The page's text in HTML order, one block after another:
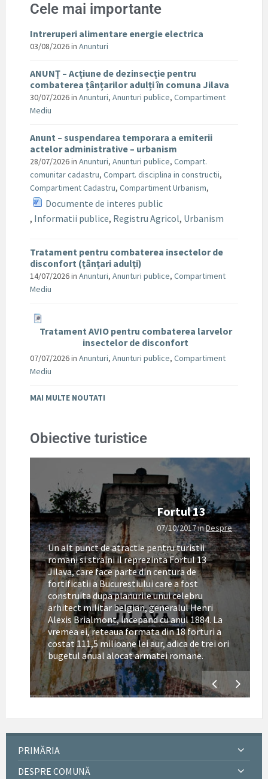
Cele mai importante
Intreruperi alimentare energie electrica
03/08/2026in Anunturi
ANUNȚ – Acțiune de dezinsecție pentru
combaterea țânțarilor adulți în comuna Jilava
30/07/2026in Anunturi, Anunturi publice, Compartiment
Mediu
Anunt – suspendarea temporara a emiterii
actelor administrative – urbanism
28/07/2026in Anunturi, Anunturi publice, Compart.
comunitar cadastru, Compart. disciplina in constructii,
Compartiment Cadastru, Compartiment Urbanism,
Documente de interes public
, Informatii publice, Registru Agricol, Urbanism
Tratament pentru combaterea insectelor de
disconfort (țânțari adulți)
14/07/2026in Anunturi, Anunturi publice, Compartiment
Mediu
Tratament AVIO pentru combaterea larvelor
insectelor de disconfort
07/07/2026in Anunturi, Anunturi publice, Compartiment
Mediu
MAI MULTE NOUTATI
Obiective turistice
Fortul 13
07/10/2017inDespre
Un alt punct de atractie pentru turistii
romani si straini il reprezinta Fortul 13
Jilava, care face parte din centura de
fortificatii a Bucurestiului care a fost
construita dupa planurile unui celebru
arhitect militar belgian, generalul Henri
Alexis Brialmont, incepand cu anul 1884. La
vremea ei, reteaua formata din 18 forturi a
costat 111,5 milioane lei aur, adica de trei ori
bugetul anual alocat armatei romane.
PRIMĂRIA
DESPRE COMUNĂ